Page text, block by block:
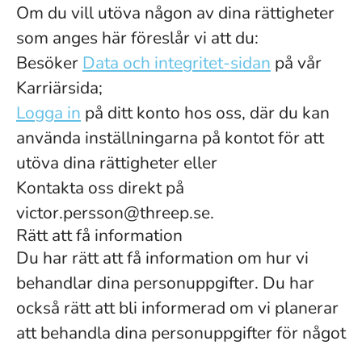
Om du vill utöva någon av dina rättigheter
som anges här föreslår vi att du:
Besöker Data och integritet-sidan på vår
Karriärsida;
Logga in på ditt konto hos oss, där du kan
använda inställningarna på kontot för att
utöva dina rättigheter eller
Kontakta oss direkt på
victor.persson@threep.se.
Rätt att få information
Du har rätt att få information om hur vi
behandlar dina personuppgifter. Du har
också rätt att bli informerad om vi planerar
att behandla dina personuppgifter för något